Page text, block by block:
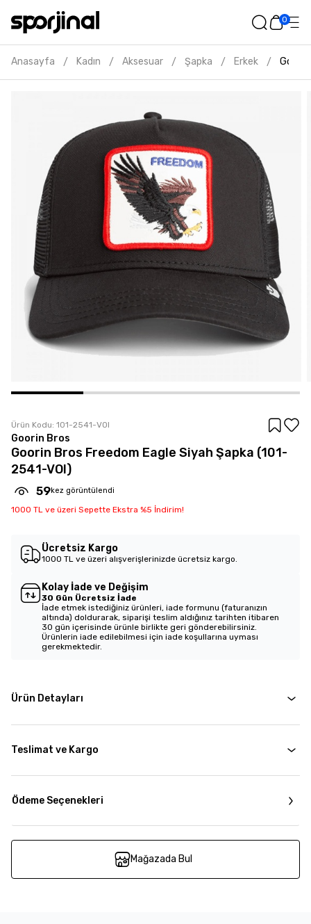
0
Anasayfa / Kadın / Aksesuar / Şapka / Erkek /
Ürün Kodu: 101-2541-VOI
Goorin Bros
Goorin Bros Freedom Eagle Siyah Şapka (101-
2541-VOI)
59kez görüntülendi
1000 TL ve üzeri Sepette Ekstra %5 İndirim!
Ücretsiz Kargo
1000 TL ve üzeri alışverişlerinizde ücretsiz kargo.
Kolay İade ve Değişim
30 Gün Ücretsiz İade
İade etmek istediğiniz ürünleri, iade formunu (faturanızın
altında) doldurarak, siparişi teslim aldığınız tarihten itibaren
30 gün içerisinde ürünle birlikte geri gönderebilirsiniz.
Ürünlerin iade edilebilmesi için iade koşullarına uyması
gerekmektedir.
Ürün Detayları
Teslimat ve Kargo
Ödeme Seçenekleri
Mağazada Bul